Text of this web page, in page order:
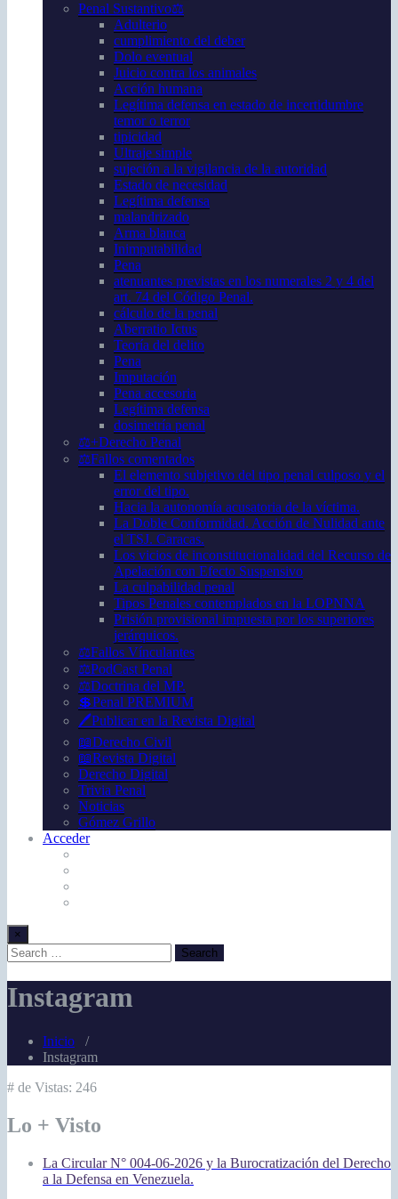
Penal Sustantivo⚖️
Adulterio
cumplimiento del deber
Dolo eventual
Juicio contra los animales
Acción humana
Legítima defensa en estado de incertidumbre
temor o terror
tipicidad
Ultraje simple
sujeción a la vigilancia de la autoridad
Estado de necesidad
Legítima defensa
malandrizado
Arma blanca
Inimputabilidad
Pena
atenuantes previstas en los numerales 2 y 4 del
art. 74 del Código Penal.
cálculo de la penal
Aberratio Ictus
Teoría del delito
Pena
Imputación
Pena accesoria
Legítima defensa
dosimetría penal
⚖️+Derecho Penal
⚖️Fallos comentados
El elemento subjetivo del tipo penal culposo y el
error del tipo.
Hacia la autonomía acusatoria de la víctima.
La Doble Conformidad. Acción de Nulidad ante
el TSJ. Caracas.
Los vicios de inconstitucionalidad del Recurso de
Apelación con Efecto Suspensivo
La culpabilidad penal
Tipos Penales contemplados en la LOPNNA
Prisión provisional impuesta por los superiores
jerárquicos.
⚖️Fallos Vínculantes
⚖️PodCast Penal
⚖️Doctrina del MP.
💲Penal PREMIUM
🖊️Publicar en la Revista Digital
📖Derecho Civil
📖Revista Digital
Derecho Digital
Trivia Penal
Noticias
Gómez Grillo
Acceder
×
Instagram
Inicio /
Instagram
# de Vistas: 246
Lo + Visto
La Circular N° 004-06-2026 y la Burocratización del Derecho
a la Defensa en Venezuela.